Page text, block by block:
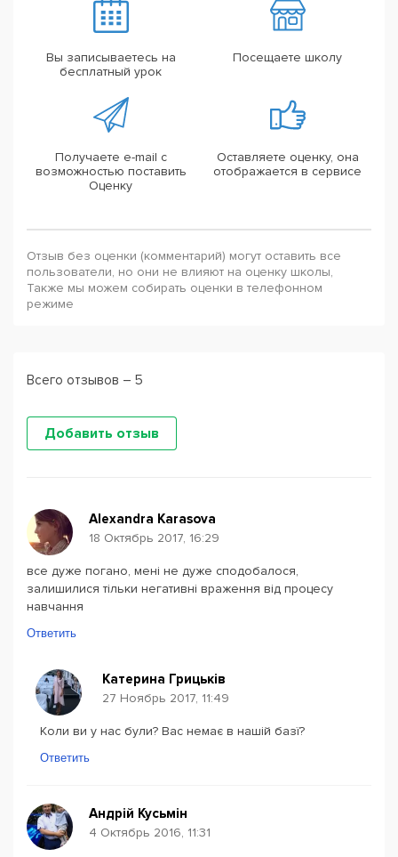
Вы записываетесь на
бесплатный урок
Посещаете школу
Получаете e-mail с
возможностью поставить
Оценку
Оставляете оценку, она
отображается в сервисе
Отзыв без оценки (комментарий) могут оставить все
пользователи, но они не влияют на оценку школы,
Также мы можем собирать оценки в телефонном
режиме
Всего отзывов – 5
Добавить отзыв
Alexandra Karasova
18 Октябрь 2017, 16:29
все дуже погано, мені не дуже сподобалося,
залишилися тільки негативні враження від процесу
навчання
Ответить
Катерина Грицьків
27 Ноябрь 2017, 11:49
Коли ви у нас були? Вас немає в нашій базї?
Ответить
Андрій Кусьмін
4 Октябрь 2016, 11:31